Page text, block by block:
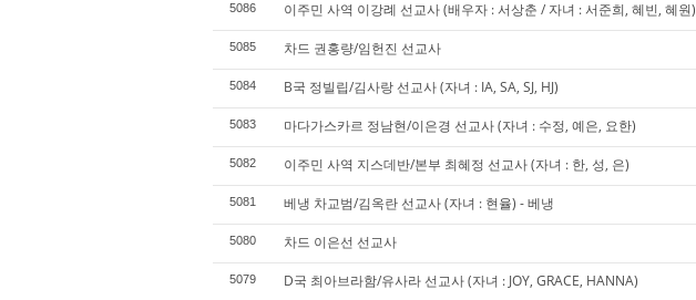
5086 이주민 사역 이강례 선교사 (배우자 : 서상춘 / 자녀 : 서준희, 혜빈, 혜원)
5085 차드 권홍량/임헌진 선교사
5084 B국 정빌립/김사랑 선교사 (자녀 : IA, SA, SJ, HJ)
5083 마다가스카르 정남현/이은경 선교사 (자녀 : 수정, 예은, 요한)
5082 이주민 사역 지스데반/본부 최혜정 선교사 (자녀 : 한, 성, 은)
5081 베냉 차교범/김옥란 선교사 (자녀 : 현율) - 베냉
5080 차드 이은선 선교사
5079 D국 최아브라함/유사라 선교사 (자녀 : JOY, GRACE, HANNA)